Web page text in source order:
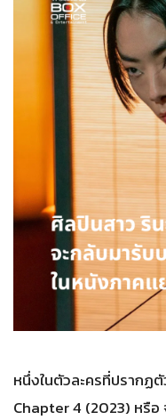
หนึ่งในตัวละครที่ปรากฏ
Chapter 4 (2023) หรือ